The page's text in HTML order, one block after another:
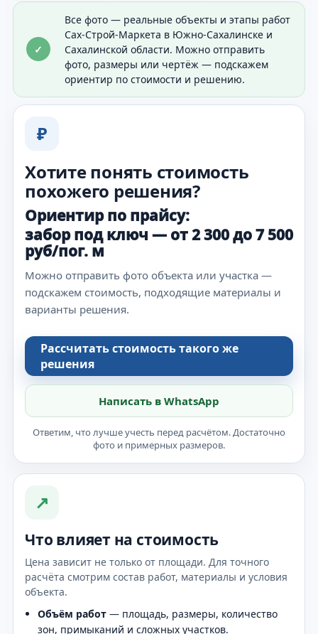
✓
Все фото — реальные объекты и этапы работ
Сах-Строй-Маркета в Южно-Сахалинске и
Сахалинской области. Можно отправить
фото, размеры или чертёж — подскажем
ориентир по стоимости и решению.
₽
Хотите понять стоимость
похожего решения?
Ориентир по прайсу:
забор под ключ — от 2 300 до 7 500
руб/пог. м
Можно отправить фото объекта или участка —
подскажем стоимость, подходящие материалы и
варианты решения.
Рассчитать стоимость такого же
решения
Написать в WhatsApp
Ответим, что лучше учесть перед расчётом. Достаточно
фото и примерных размеров.
↗
Что влияет на стоимость
Цена зависит не только от площади. Для точного
расчёта смотрим состав работ, материалы и условия
объекта.
Объём работ — площадь, размеры, количество
зон, примыканий и сложных участков.